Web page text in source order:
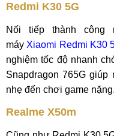
Redmi K30 5G
Nối tiếp thành công
máy Xiaomi Redmi K30
nghiệm tốc độ nhanh
Snapdragon 765G
nhẹ đến chơi game nặng.
Realme X50m